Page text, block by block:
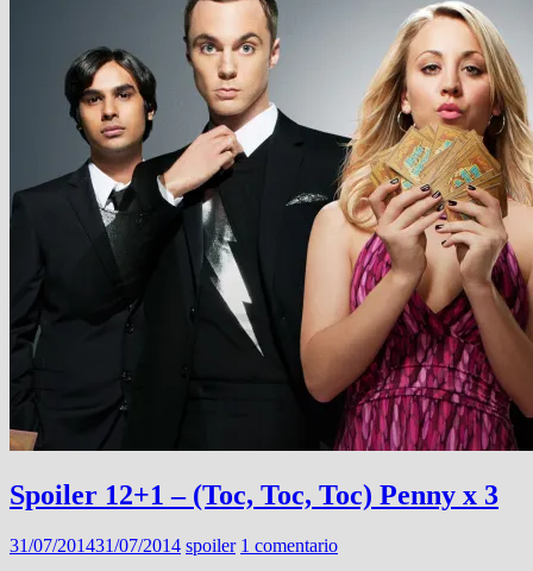
Spoiler 12+1 – (Toc, Toc, Toc) Penny x 3
31/07/201431/07/2014 spoiler 1 comentario